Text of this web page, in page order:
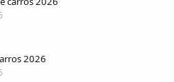
carros 2026